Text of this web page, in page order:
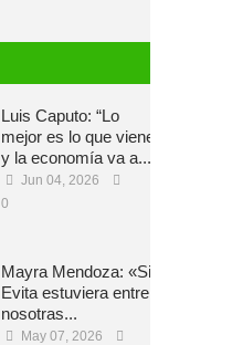
Luis Caputo: “Lo
mejor es lo que viene
y la economía va a...
Jun 04, 2026
0
Mayra Mendoza: «Si
Evita estuviera entre
nosotras...
May 07, 2026